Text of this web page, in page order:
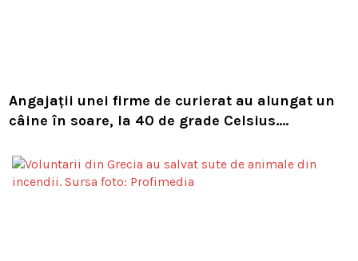
Angajații unei firme de curierat au alungat un
câine în soare, la 40 de grade Celsius.